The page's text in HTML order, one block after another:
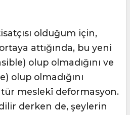
olduğum için,
attığında, bu yeni
olup olmadığını ve
olup olmadığını
meslekî deformasyon.
derken de, şeylerin